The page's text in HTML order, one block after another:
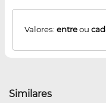
Valores: entreou
Similares